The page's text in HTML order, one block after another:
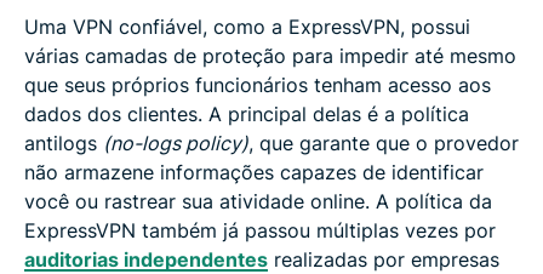
Uma VPN confiável, como a ExpressVPN, possui
várias camadas de proteção para impedir até mesmo
que seus próprios funcionários tenham acesso aos
dados dos clientes. A principal delas é a política
antilogs (no-logs policy), que garante que o provedor
não armazene informações capazes de identificar
você ou rastrear sua atividade online. A política da
ExpressVPN também já passou múltiplas vezes por
auditorias independentes realizadas por empresas